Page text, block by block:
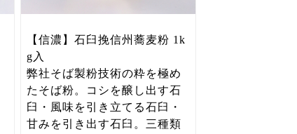
【信濃】石臼挽信州蕎麦粉 1k
g入
弊社そば製粉技術の粋を極め
たそば粉。コシを醸し出す石
臼・風味を引き立てる石臼・
甘みを引き出す石臼。三種類